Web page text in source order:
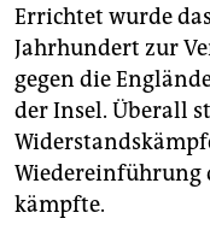
Errichtet wurde
Jahrhundert zur
gegen die
der Insel. Überall
Wiedereinführung
kämpfte.